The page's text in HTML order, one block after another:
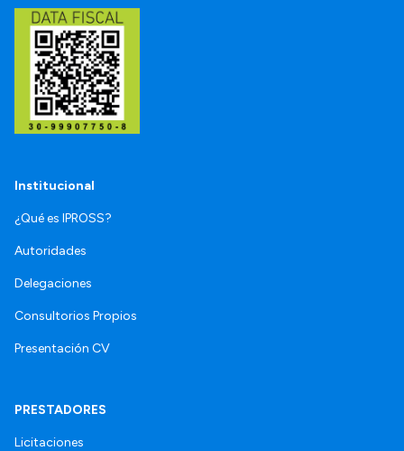
Institucional
¿Qué es IPROSS?
Autoridades
Delegaciones
Consultorios Propios
Presentación CV
PRESTADORES
Licitaciones